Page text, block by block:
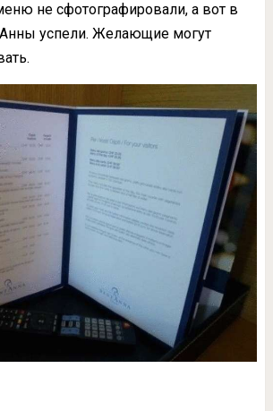
не сфотографировали, а вот в
успели. Желающие могут